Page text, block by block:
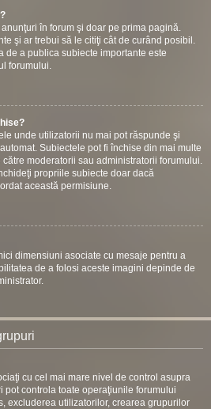
în forum şi doar pe prima pagină.
şi ar trebui să le citiţi cât de curând posibil.
de a publica subiecte importante este
forumului.
unde utilizatorii nu mai pot răspunde şi
Subiectele pot fi închise din mai multe
moderatorii sau administratorii forumului.
propriile subiecte doar dacă
această permisiune.
dimensiuni asociate cu mesaje pentru a
de a folosi aceste imagini depinde de
cu cel mai mare nivel de control asupra
pot controla toate operaţiunile forumului
excluderea utilizatorilor, crearea grupurilor